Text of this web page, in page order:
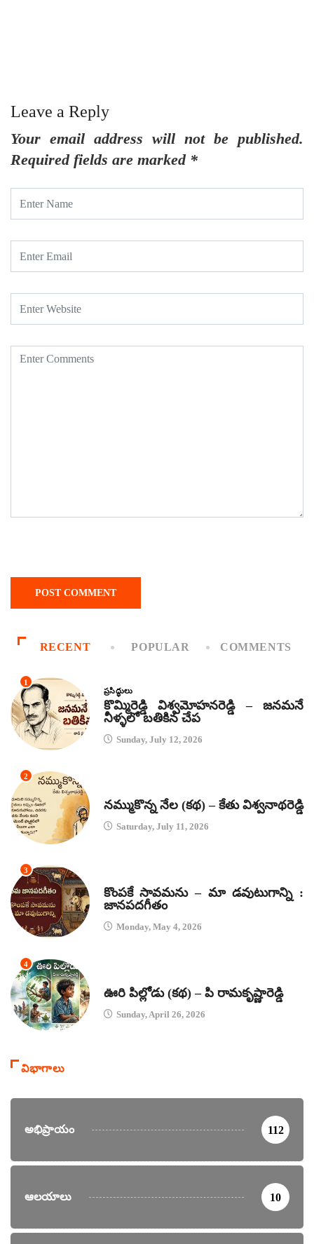
Leave a Reply
Your email address will not be published.
Required fields are marked *
RECENT POPULAR COMMENTS
1
ప్రసిద్ధులు
కొమ్మిరెడ్డి విశ్వమోహనరెడ్డి – జనమనే
నీళ్ళలో బతికిన చేప
Sunday, July 12, 2026
2
నమ్ముకొన్న నేల (కథ) – కేతు విశ్వనాథరెడ్డి
Saturday, July 11, 2026
3
కొంపకే సావమను – మా డవుటుగాన్ని :
జానపదగీతం
Monday, May 4, 2026
4
ఊరి పిల్లోడు (కథ) – పి రామకృష్ణారెడ్డి
Sunday, April 26, 2026
విభాగాలు
అభిప్రాయం 112
ఆలయాలు 10